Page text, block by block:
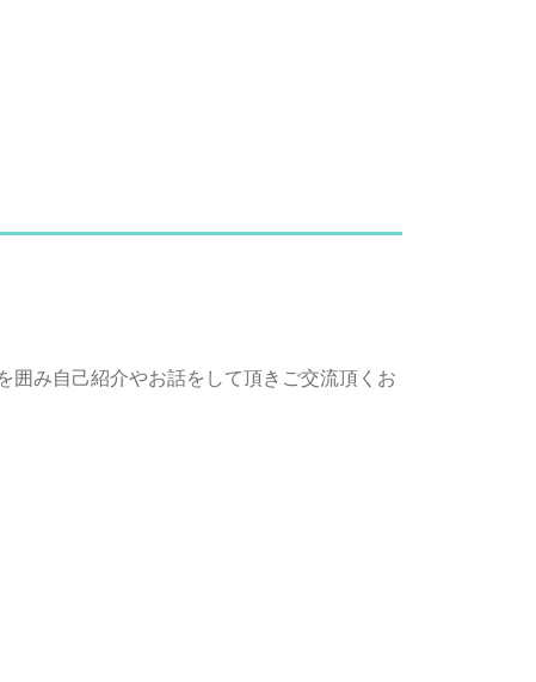
囲み自己紹介やお話をして頂きご交流頂くお